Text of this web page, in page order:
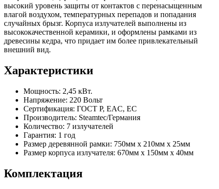
высокий уровень защиты от контактов с перенасыщенным
влагой воздухом, температурных перепадов и попадания
случайных брызг. Корпуса излучателей выполнены из
высококачественной керамики, и оформлены рамками из
древесины кедра, что придает им более привлекательный
внешний вид.
Характеристики
Мощность: 2,45 кВт.
Напряжение: 220 Вольт
Сертификация: ГОСТ Р, EAC, EC
Производитель: Steamtec/Германия
Количество: 7 излучателей
Гарантия: 1 год
Размер деревянной рамки: 750мм х 210мм х 25мм
Размер корпуса излучателя: 670мм х 150мм х 40мм
Комплектация